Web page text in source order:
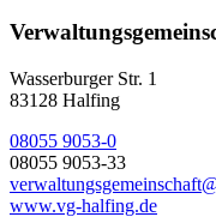
Wasserburger Str. 1
83128 Halfing
08055 9053-0
08055 9053-33
www.vg-halfing.de